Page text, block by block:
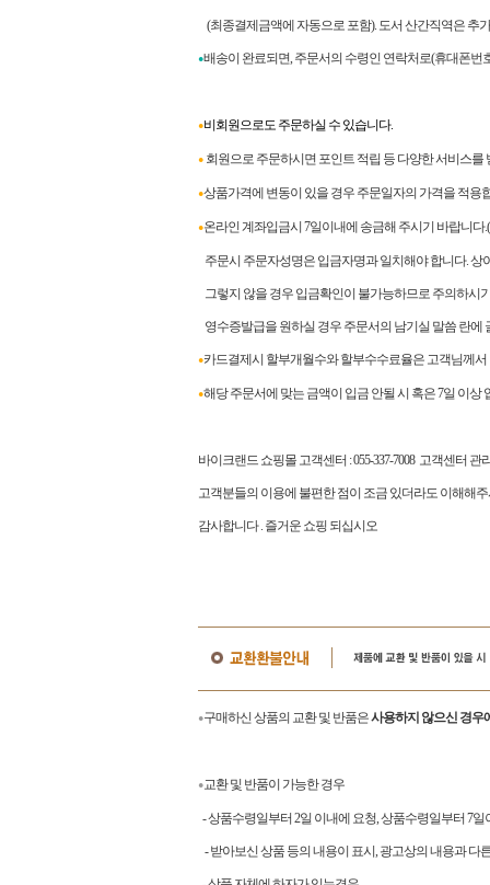
(최종결제금액에 자동으로 포함). 도서 산간직역은 추
●배송이 완료되면, 주문서의 수령인 연락처로(휴대폰번
●비회원으로도 주문하실 수 있습니다.
● 회원으로 주문하시면 포인트 적립 등 다양한 서비스를
●상품가격에 변동이 있을 경우 주문일자의 가격을 적용
●온라인 계좌입금시 7일이내에 송금해 주시기 바랍니
주문시 주문자성명은 입금자명과 일치해야 합니다.
그렇지 않을 경우 입금확인이 불가능하므로 주의하시
영수증발급을 원하실 경우 주문서의 남기실 말씀 란에
●카드결제시 할부개월수와 할부수수료율은 고객님께
●해당 주문서에 맞는 금액이 입금 안될 시 혹은 7일 이
바이크랜드 쇼핑몰 고객센터 : 055-337-7008 고객센터 관
고객분들의 이용에 불편한 점이 조금 있더라도 이해해
감사합니다. 즐거운 쇼핑 되십시오
●구매하신 상품의 교환 및 반품은사용하지 않으신 경우
●교환 및 반품이 가능한 경우
- 상품수령일부터 2일 이내에 요청, 상품수령일부터 7
- 받아보신 상품 등의 내용이 표시, 광고상의 내용과 다